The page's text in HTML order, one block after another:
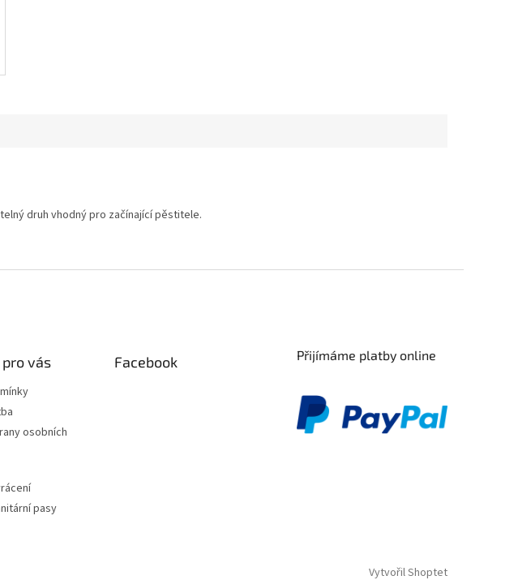
druh vhodný pro začínající pěstitele.
vás
osobních
pasy
Facebook Přijímáme platby online
Vytvořil Shoptet